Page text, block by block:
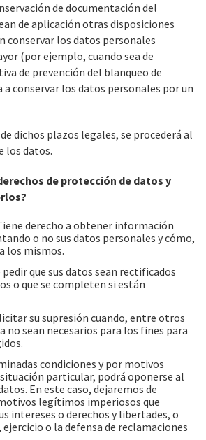
de documentación del
de aplicación otras disposiciones
conservar los datos personales
(por ejemplo, cuando sea de
de prevención del blanqueo de
conservar los datos personales por un
dichos plazos legales, se procederá al
los datos.
de protección de datos y
derecho a obtener información
o no sus datos personales y cómo,
los mismos.
que sus datos sean rectificados
o que se completen si están
su supresión cuando, entre otros
no sean necesarios para los fines para
condiciones y por motivos
particular, podrá oponerse al
En este caso, dejaremos de
legítimos imperiosos que
intereses o derechos y libertades, o
o la defensa de reclamaciones